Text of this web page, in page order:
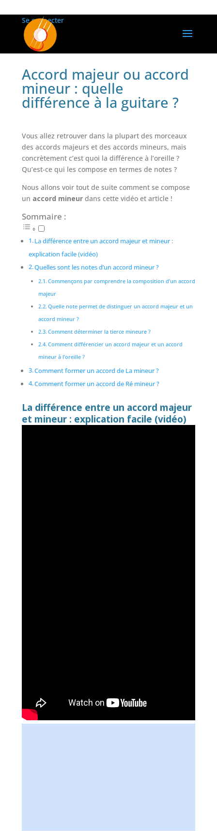
Se connecter
Accord majeur ou accord
mineur : quelle
différence à la guitare ?
Vous allez retrouver dans la plupart des morceaux
des accords majeurs et des accords mineurs, mais
concrètement c’est quoi la différence à l’oreille ?
Qu’est-ce qui les compose en termes de notes ?
Nous allons voir tout de suite comment se compose
un accord mineurdans cette vidéo et article !
Sommaire :
La différence entre un accord majeur et mineur :
explication facile (vidéo)
Quelles sont les notes d’un accord mineur ?
Commençons par comprendre la composition d’un accord
majeur
Quelle note permet de distinguer un accord majeur et un
accord mineur ?
Comment déterminer la tierce mineure ?
Comment différencier un accord majeur et un accord
mineur à l’oreille ?
Comment former un accord de La mineur ?
Comment former un accord de Ré mineur ?
La différence entre un accord majeur
et mineur : explication facile (vidéo)